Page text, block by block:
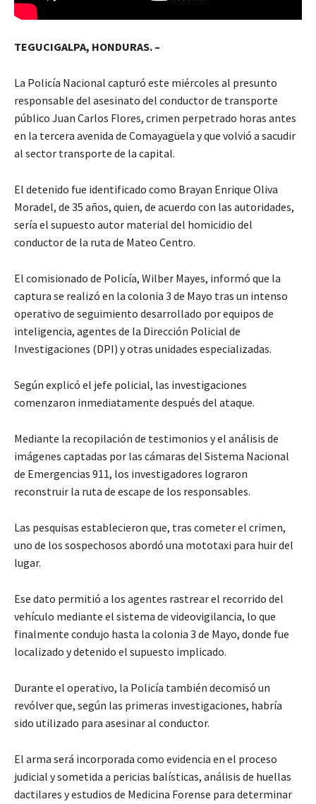
TEGUCIGALPA, HONDURAS. –
La Policía Nacional capturó este miércoles al presunto
responsable del asesinato del conductor de transporte
público Juan Carlos Flores, crimen perpetrado horas antes
en la tercera avenida de Comayagüela y que volvió a sacudir
al sector transporte de la capital.
El detenido fue identificado como Brayan Enrique Oliva
Moradel, de 35 años, quien, de acuerdo con las autoridades,
sería el supuesto autor material del homicidio del
conductor de la ruta de Mateo Centro.
El comisionado de Policía, Wilber Mayes, informó que la
captura se realizó en la colonia 3 de Mayo tras un intenso
operativo de seguimiento desarrollado por equipos de
inteligencia, agentes de la Dirección Policial de
Investigaciones (DPI) y otras unidades especializadas.
Según explicó el jefe policial, las investigaciones
comenzaron inmediatamente después del ataque.
Mediante la recopilación de testimonios y el análisis de
imágenes captadas por las cámaras del Sistema Nacional
de Emergencias 911, los investigadores lograron
reconstruir la ruta de escape de los responsables.
Las pesquisas establecieron que, tras cometer el crimen,
uno de los sospechosos abordó una mototaxi para huir del
lugar.
Ese dato permitió a los agentes rastrear el recorrido del
vehículo mediante el sistema de videovigilancia, lo que
finalmente condujo hasta la colonia 3 de Mayo, donde fue
localizado y detenido el supuesto implicado.
Durante el operativo, la Policía también decomisó un
revólver que, según las primeras investigaciones, habría
sido utilizado para asesinar al conductor.
El arma será incorporada como evidencia en el proceso
judicial y sometida a pericias balísticas, análisis de huellas
dactilares y estudios de Medicina Forense para determinar